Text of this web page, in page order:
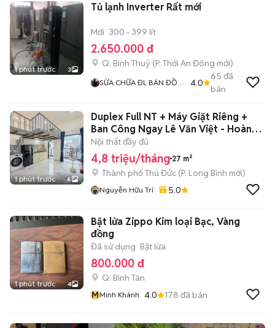
1 phút trước 3
Tủ lạnh Inverter Rất mới
Mới 300 - 399 lít
2.650.000 đ
Q. Bình Thuỷ (P. Thới An Đông mới)
SỬA CHỮA ĐL BÁN ĐỒ
4.0
65 đã
bán
1 phút trước 6
Duplex Full NT + Máy Giặt Riêng +
Ban Công Ngay Lê Văn Việt - Hoàng
Hữ
Nội thất đầy đủ
4,8 triệu/tháng 27 m²
Thành phố Thủ Đức (P. Long Bình mới)
Nguyễn Hữu Trí 5.0
1 phút trước 4
Bật lửa Zippo Kim loại Bạc, Vàng
đồng
Đã sử dụng Bật lửa
800.000 đ
Q. Bình Tân
MMinh Khánh 4.0 178 đã bán